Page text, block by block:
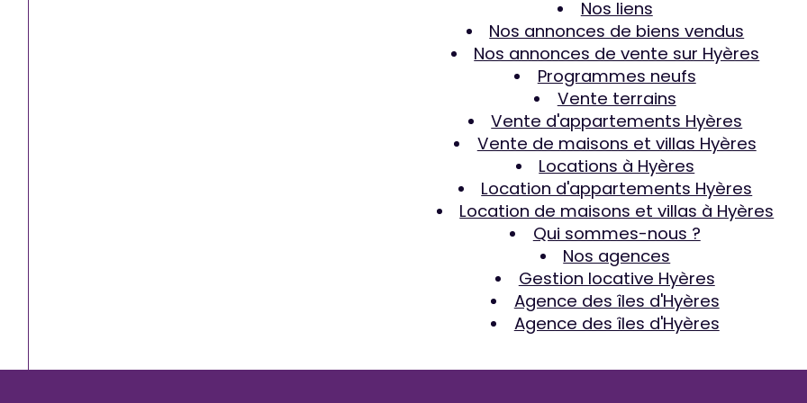
Nos liens
Nos annonces de biens vendus
Nos annonces de vente sur Hyères
Programmes neufs
Vente terrains
Vente d'appartements Hyères
Vente de maisons et villas Hyères
Locations à Hyères
Location d'appartements Hyères
Location de maisons et villas à Hyères
Qui sommes-nous ?
Nos agences
Gestion locative Hyères
Agence des îles d'Hyères
Agence des îles d'Hyères